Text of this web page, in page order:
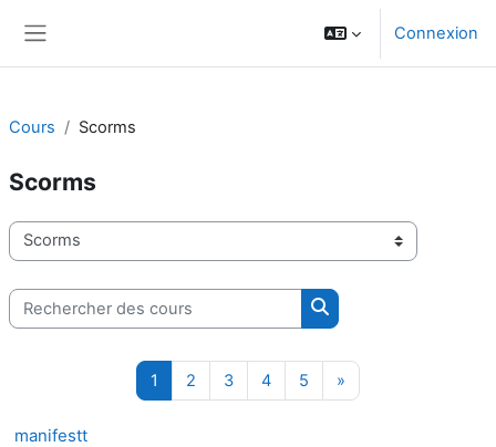
Connexion
Cours Scorms
Scorms
Catégories de cours
Rechercher des cours
Rechercher des cours
1 Page 1
2 Page 2
3Page 3
4Page 4
5 Page 5
»
manifestt